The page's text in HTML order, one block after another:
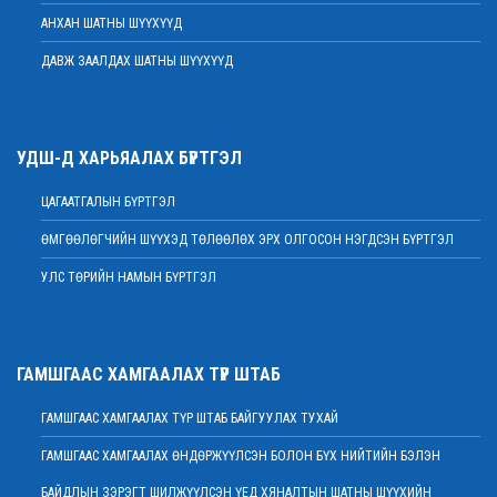
Дээд шүүхийн нийт шүүгчийн хуралдаан болов
2022 оны 02 сарын 09
Дээд шүүхийн нийт шүүгчийн хуралдаан болно
МЭНДЧИЛГЭЭ
2022 оны 02 сарын 01
Дээд шүүхийн Тамгын газрын ажилтнуудын 82 хувь нь ХАСХОМ мэдүүлээд
МЭДЭГДЭЛ
2022 оны 01 сарын 20
Ерөнхий шүүгч Д.Ганзориг Европын Холбооноос Монгол Улсад суугаа
АНХАН ШАТНЫ ШҮҮХҮҮД
ДАВЖ ЗААЛДАХ ШАТНЫ ШҮҮХҮҮД
УДШ-Д ХАРЬЯАЛАХ БҮРТГЭЛ
ЦАГААТГАЛЫН БҮРТГЭЛ
ӨМГӨӨЛӨГЧИЙН ШҮҮХЭД ТӨЛӨӨЛӨХ ЭРХ ОЛГОСОН НЭГДСЭН БҮРТГЭЛ
УЛС ТӨРИЙН НАМЫН БҮРТГЭЛ
ГАМШГААС ХАМГААЛАХ ТҮР ШТАБ
ГАМШГААС ХАМГААЛАХ ТҮР ШТАБ БАЙГУУЛАХ ТУХАЙ
ГАМШГААС ХАМГААЛАХ ӨНДӨРЖҮҮЛСЭН БОЛОН БҮХ НИЙТИЙН БЭЛЭН
БАЙДЛЫН ЗЭРЭГТ ШИЛЖҮҮЛСЭН ҮЕД ХЯНАЛТЫН ШАТНЫ ШҮҮХИЙН